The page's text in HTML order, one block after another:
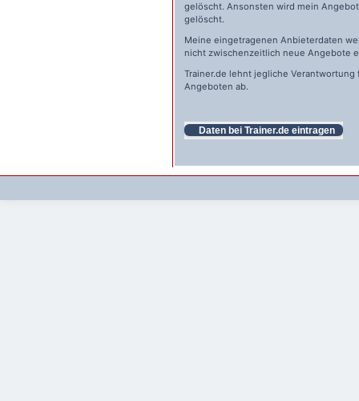
gelöscht. Ansonsten wird mein
gelöscht.
Meine eingetragenen Anbieterdaten
nicht zwischenzeitlich neue Angebote
Trainer.de lehnt jegliche
Angeboten ab.
Daten bei Trainer.de eintragen